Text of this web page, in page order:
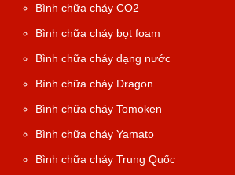
Bình chữa cháy CO2
Bình chữa cháy bọt foam
Bình chữa cháy dạng nước
Bình chữa cháy Dragon
Bình chữa cháy Tomoken
Bình chữa cháy Yamato
Bình chữa cháy Trung Quốc